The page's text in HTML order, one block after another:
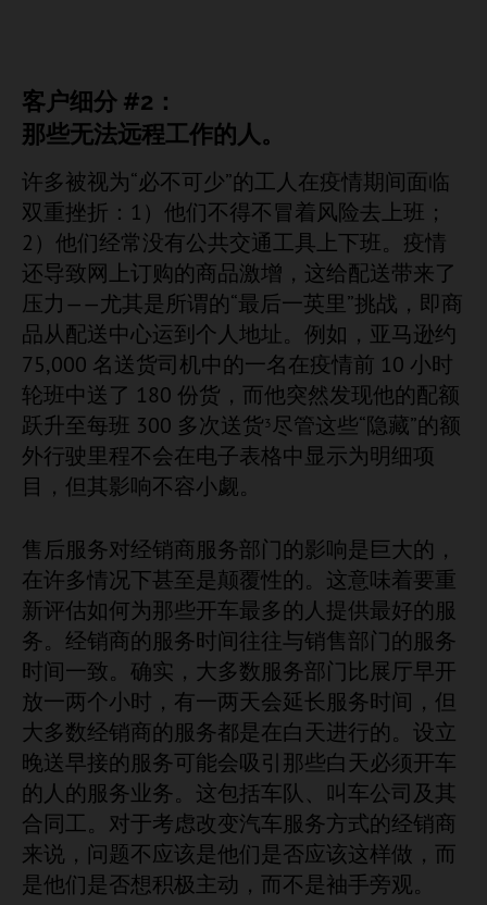
客户细分 #2：
那些无法远程工作的人。
许多被视为“必不可少”的工人在疫情期间面临
双重挫折：1）他们不得不冒着风险去上班；
2）他们经常没有公共交通工具上下班。疫情
还导致网上订购的商品激增，这给配送带来了
压力——尤其是所谓的“最后一英里”挑战，即商
品从配送中心运到个人地址。例如，亚马逊约
75,000 名送货司机中的一名在疫情前 10 小时
轮班中送了 180 份货，而他突然发现他的配额
跃升至每班 300 多次送货3尽管这些“隐藏”的额
外行驶里程不会在电子表格中显示为明细项
目，但其影响不容小觑。
售后服务对经销商服务部门的影响是巨大的，
在许多情况下甚至是颠覆性的。这意味着要重
新评估如何为那些开车最多的人提供最好的服
务。经销商的服务时间往往与销售部门的服务
时间一致。确实，大多数服务部门比展厅早开
放一两个小时，有一两天会延长服务时间，但
大多数经销商的服务都是在白天进行的。设立
晚送早接的服务可能会吸引那些白天必须开车
的人的服务业务。这包括车队、叫车公司及其
合同工。对于考虑改变汽车服务方式的经销商
来说，问题不应该是他们是否应该这样做，而
是他们是否想积极主动，而不是袖手旁观。